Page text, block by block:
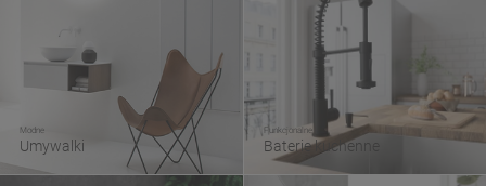
Modne
Umywalki
Funkcjonalne
Baterie kuchenne